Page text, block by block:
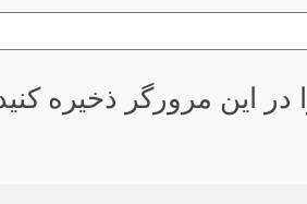
در این مرورگر ذخیره